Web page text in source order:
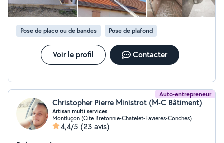
Pose de placo ou de bandes Pose de plafond
Voir le profil Contacter
Auto-entrepreneur
Christopher Pierre Ministrot (M-C Bâtiment)
Artisan multi services
Montluçon (Cite Bretonnie-Chatelet-Favieres-Conches)
4,4/5 (23 avis)